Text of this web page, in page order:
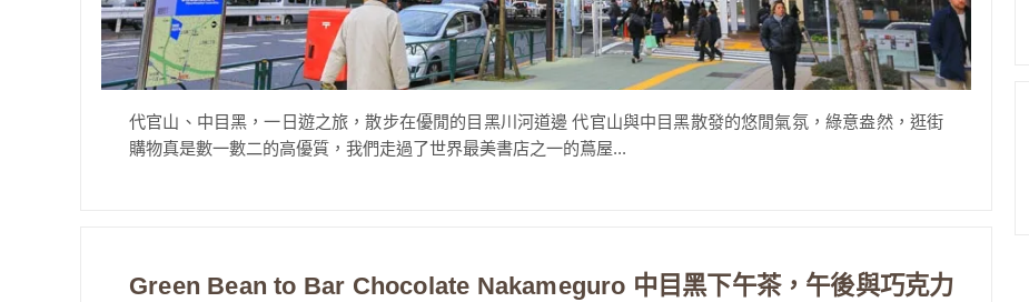
代官山、中目黑，一日遊之旅，散步在優閒的目黑川河道邊 代官山與中目黑散發的悠閒氣氛，綠意盎然，逛街
購物真是數一數二的高優質，我們走過了世界最美書店之一的蔦屋...
Green Bean to Bar Chocolate Nakameguro 中目黑下午茶，午後與巧克力